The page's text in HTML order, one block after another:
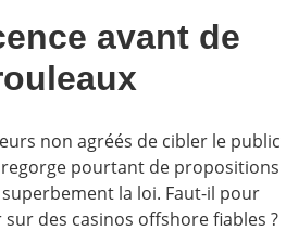
avant de
non agréés de cibler le public
pourtant de propositions
la loi. Faut-il pour
des casinos offshore fiables ?